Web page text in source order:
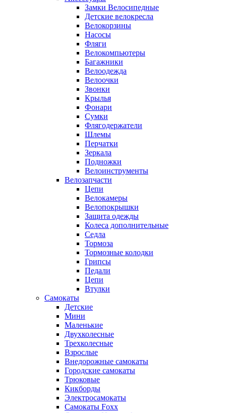
Замки Велосипедные
Детские велокресла
Велокорзины
Насосы
Фляги
Велокомпьютеры
Багажники
Велоодежда
Велоочки
Звонки
Крылья
Фонари
Сумки
Флягодержатели
Шлемы
Перчатки
Зеркала
Подножки
Велоинструменты
Велозапчасти
Цепи
Велокамеры
Велопокрышки
Защита одежды
Колеса дополнительные
Седла
Тормоза
Тормозные колодки
Грипсы
Педали
Цепи
Втулки
Самокаты
Детские
Мини
Маленькие
Двухколесные
Трехколесные
Взрослые
Внедорожные самокаты
Городские самокаты
Трюковые
Кикборды
Электросамокаты
Самокаты Foxx